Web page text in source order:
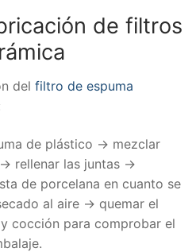
de filtros
del filtro de espuma
de plástico → mezclar
rellenar las juntas →
de porcelana en cuanto se
al aire → quemar el
cocción para comprobar el